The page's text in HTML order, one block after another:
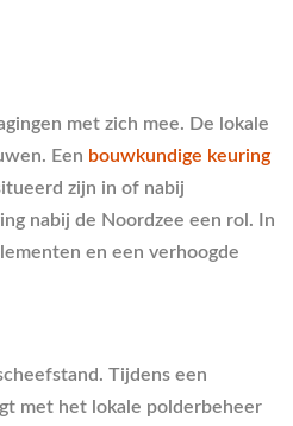
met zich mee. De lokale
Een bouwkundige keuring
zijn in of nabij
nabij de Noordzee een rol. In
en een verhoogde
Tijdens een
met het lokale polderbeheer